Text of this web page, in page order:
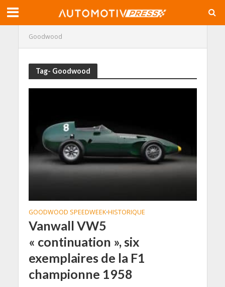
Goodwood
Tag- Goodwood
GOODWOOD SPEEDWEEK•HISTORIQUE
Vanwall VW5
« continuation », six
exemplaires de la F1
championne 1958